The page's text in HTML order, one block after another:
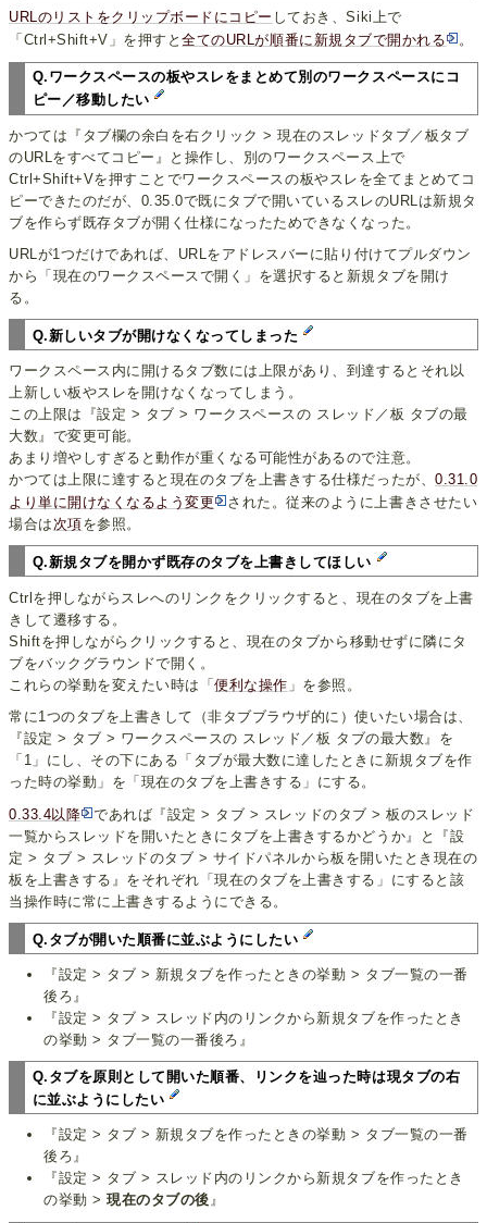
URLのリストをクリップボードにコピー しておき、Siki上で
「Ctrl+Shift+V」を押すと全てのURLが順番に新規タブで開かれる 。
Q.ワークスペースの板やスレをまとめて別のワークスペースにコ
ピー／移動したい
かつては『タブ欄の余白を右クリック > 現在のスレッドタブ／板タブ
のURLをすべてコピー』と操作し、別のワークスペース上で
Ctrl+Shift+Vを押すことでワークスペースの板やスレを全てまとめてコ
ピーできたのだが、0.35.0で既にタブで開いているスレのURLは新規タ
ブを作らず既存タブが開く仕様になったためできなくなった。
URLが1つだけであれば、URLをアドレスバーに貼り付けてプルダウン
から「現在のワークスペースで開く」を選択すると新規タブを開け
る。
Q.新しいタブが開けなくなってしまった
ワークスペース内に開けるタブ数には上限があり、到達するとそれ以
上新しい板やスレを開けなくなってしまう。
この上限は『設定 > タブ > ワークスペースの スレッド／板 タブの最
大数』で変更可能。
あまり増やしすぎると動作が重くなる可能性があるので注意。
かつては上限に達すると現在のタブを上書きする仕様だったが、0.31.0
より単に開けなくなるよう変更
された。従来のように上書きさせたい
場合は次項を参照。
Q.新規タブを開かず既存のタブを上書きしてほしい
Ctrlを押しながらスレへのリンクをクリックすると、現在のタブを上書
きして遷移する。
Shiftを押しながらクリックすると、現在のタブから移動せずに隣にタ
ブをバックグラウンドで開く。
これらの挙動を変えたい時は「便利な操作 」を参照。
常に1つのタブを上書きして（非タブブラウザ的に）使いたい場合は、
『設定 > タブ > ワークスペースの スレッド／板 タブの最大数』を
「1」にし、その下にある「タブが最大数に達したときに新規タブを作
った時の挙動」を「現在のタブを上書きする」にする。
0.33.4以降
であれば『設定 > タブ > スレッドのタブ > 板のスレッド
一覧からスレッドを開いたときにタブを上書きするかどうか』と『設
定 > タブ > スレッドのタブ > サイドパネルから板を開いたとき現在の
板を上書きする』をそれぞれ「現在のタブを上書きする」にすると該
当操作時に常に上書きするようにできる。
Q.タブが開いた順番に並ぶようにしたい
『設定 > タブ > 新規タブを作ったときの挙動 > タブ一覧の一番
後ろ』
『設定 > タブ > スレッド内のリンクから新規タブを作ったとき
の挙動 > タブ一覧の一番後ろ』
Q.タブを原則として開いた順番、リンクを辿った時は現タブの右
に並ぶようにしたい
『設定 > タブ > 新規タブを作ったときの挙動 > タブ一覧の一番
後ろ』
『設定 > タブ > スレッド内のリンクから新規タブを作ったとき
の挙動 >現在のタブの後』